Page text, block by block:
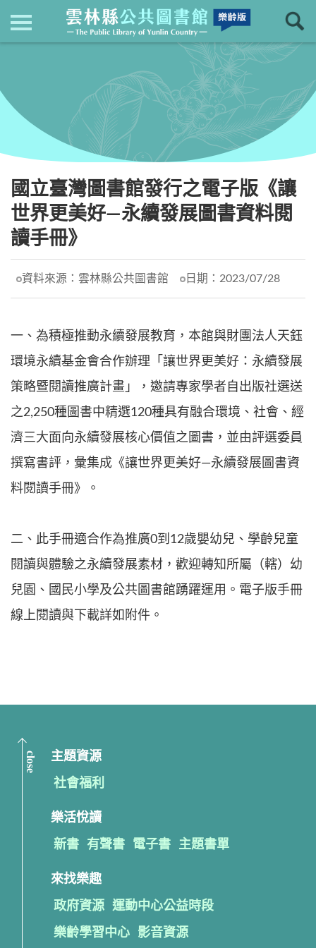
最新消息
國立臺灣圖書館發行之電子版《讓
世界更美好—永續發展圖書資料閱
讀手冊》
資料來源： 雲林縣公共圖書館 日期： 2023/07/28
一、為積極推動永續發展教育，本館與財團法人天鈺
環境永續基金會合作辦理「讓世界更美好：永續發展
策略暨閱讀推廣計畫」，邀請專家學者自出版社選送
之2,250種圖書中精選120種具有融合環境、社會、經
濟三大面向永續發展核心價值之圖書，並由評選委員
撰寫書評，彙集成《讓世界更美好—永續發展圖書資
料閱讀手冊》。
二、此手冊適合作為推廣0到12歲嬰幼兒、學齡兒童
閱讀與體驗之永續發展素材，歡迎轉知所屬（轄）幼
兒園、國民小學及公共圖書館踴躍運用。電子版手冊
線上閱讀與下載詳如附件。
close 主題資源
社會福利
樂活悅讀
新書 有聲書 電子書 主題書單
來找樂趣
政府資源 運動中心公益時段
樂齡學習中心 影音資源